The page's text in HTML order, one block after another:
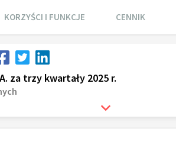
KORZYŚCI I FUNKCJE CENNIK
za trzy kwartały 2025 r.